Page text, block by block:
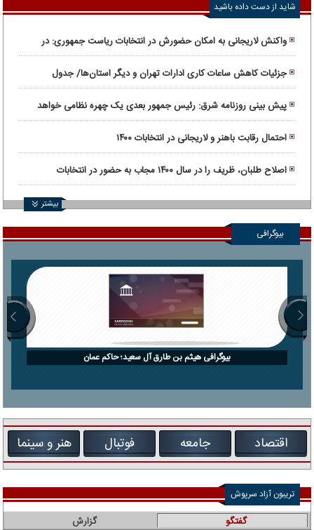
شاید از دست داده باشید
واکنش لاریجانی به امکان حضورش در انتخابات ریاست جمهوری: در
این وادی نیستم
جزئیات کاهش ساعات کاری ادارات تهران و دیگر استان‌ها/ جدول
تغییر ساعات را ببینید
پیش بینی روزنامه شرق: رئیس جمهور بعدی یک چهره نظامی خواهد
بوداحتمال رقابت باهنر و لاریجانی در انتخابات ۱۴۰۰
اصلاح طلبان، ظریف را در سال ۱۴۰۰ مجاب به حضور در انتخابات
می‌کنند؟
بیشتر
بیوگرافی
بیوگرافی هیثم بن طارق آل سعید؛ حاکم عمان
اقتصاد جامعه فوتبال هنر و سینما
تریبون آزاد سرپوش
گفتگو گزارش